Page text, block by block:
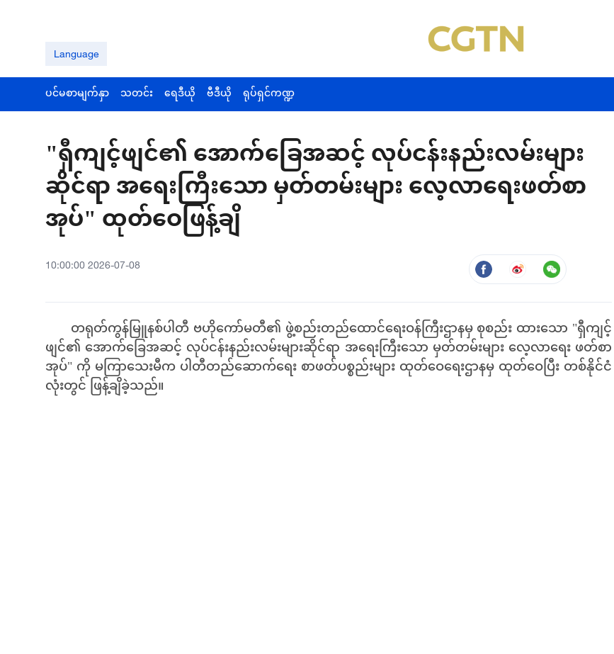
Language
ပင်မစာမျက်နှာ သတင်း ရေဒီယို ဗီဒီယို ရုပ်ရှင်ကဏ္ဍ
"ရှီကျင့်ဖျင်၏ အောက်ခြေအဆင့် လုပ်ငန်းနည်းလမ်းများ
ဆိုင်ရာ အရေးကြီးသော မှတ်တမ်းများ လေ့လာရေးဖတ်စာ
အုပ်" ထုတ်ဝေဖြန့်ချိ
10:00:00 2026-07-08
တရုတ်ကွန်မြူနစ်ပါတီ ဗဟိုကော်မတီ၏ ဖွဲ့စည်းတည်ထောင်ရေးဝန်ကြီးဌာနမှ စုစည်း ထားသော "ရှီကျင့်
ဖျင်၏ အောက်ခြေအဆင့် လုပ်ငန်းနည်းလမ်းများဆိုင်ရာ အရေးကြီးသော မှတ်တမ်းများ လေ့လာရေး ဖတ်စာ
အုပ်" ကို မကြာသေးမီက ပါတီတည်ဆောက်ရေး စာဖတ်ပစ္စည်းများ ထုတ်ဝေရေးဌာနမှ ထုတ်ဝေပြီး တစ်နိုင်ငံ
လုံးတွင် ဖြန့်ချိခဲ့သည်။